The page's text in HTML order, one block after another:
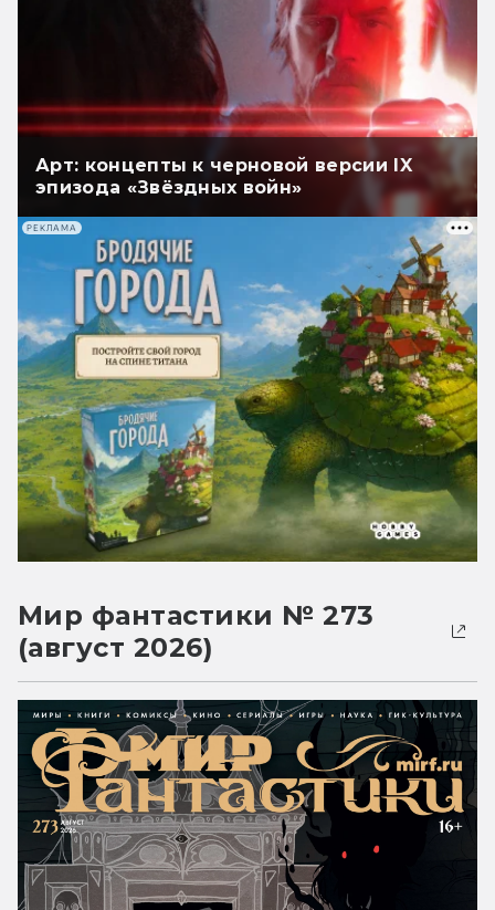
Арт: концепты к черновой версии IX
эпизода «Звёздных войн»
РЕКЛАМА
Мир фантастики № 273
(август 2026)